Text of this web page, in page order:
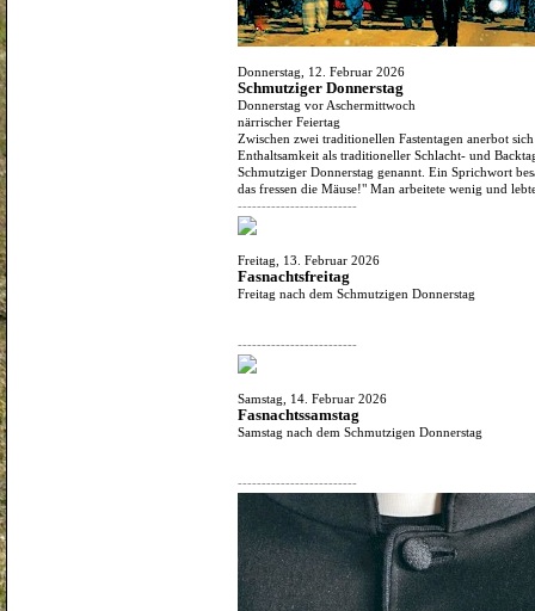
Donnerstag, 12. Februar 2026
Schmutziger Donnerstag
Donnerstag vor Aschermittwoch
närrischer Feiertag
Zwischen zwei traditionellen Fastentagen anerbot
Enthaltsamkeit als traditioneller Schlacht- und
Schmutziger Donnerstag genannt. Ein Sprichwort
das fressen die Mäuse!" Man arbeitete wenig und
-------------------------
Freitag, 13. Februar 2026
Fasnachtsfreitag
Freitag nach dem Schmutzigen Donnerstag
-------------------------
Samstag, 14. Februar 2026
Fasnachtssamstag
Samstag nach dem Schmutzigen Donnerstag
-------------------------